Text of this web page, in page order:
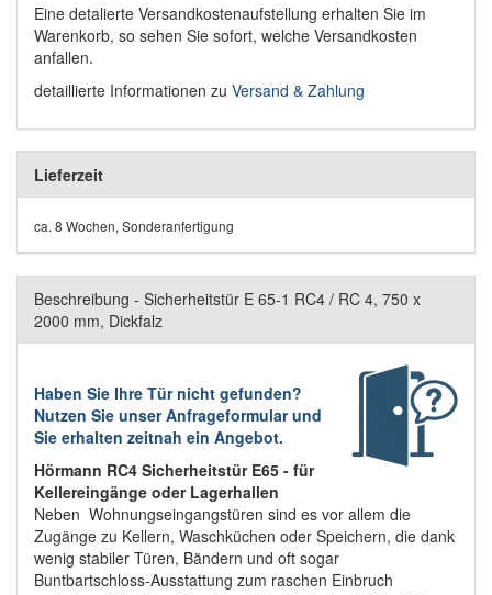
Eine detalierte Versandkostenaufstellung erhalten Sie im
Warenkorb, so sehen Sie sofort, welche Versandkosten
anfallen.
detaillierte Informationen zu Versand & Zahlung
Lieferzeit
ca. 8 Wochen, Sonderanfertigung
Beschreibung - Sicherheitstür E 65-1 RC4 / RC 4, 750 x
2000 mm, Dickfalz
Haben Sie Ihre Tür nicht gefunden?
Nutzen Sie unser Anfrageformular und
Sie erhalten zeitnah ein Angebot.
Hörmann RC4 Sicherheitstür E65 - für
Kellereingänge oder Lagerhallen
Neben Wohnungseingangstüren sind es vor allem die
Zugänge zu Kellern, Waschküchen oder Speichern, die dank
wenig stabiler Türen, Bändern und oft sogar
Buntbartschloss-Ausstattung zum raschen Einbruch